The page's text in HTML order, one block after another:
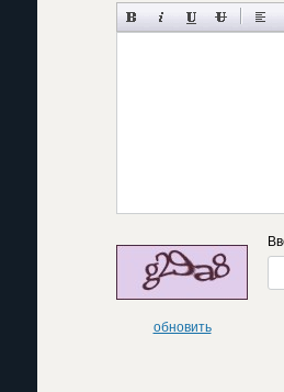
обновить